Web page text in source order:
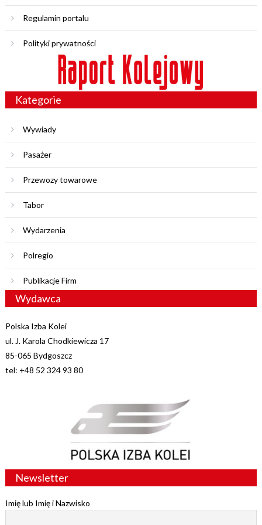
Regulamin portalu
Polityki prywatności
Kategorie
Wywiady
Pasażer
Przewozy towarowe
Tabor
Wydarzenia
Polregio
Publikacje Firm
Wydawca
Polska Izba Kolei
ul. J. Karola Chodkiewicza 17
85-065 Bydgoszcz
tel: +48 52 324 93 80
Newsletter
Imię lub Imię i Nazwisko